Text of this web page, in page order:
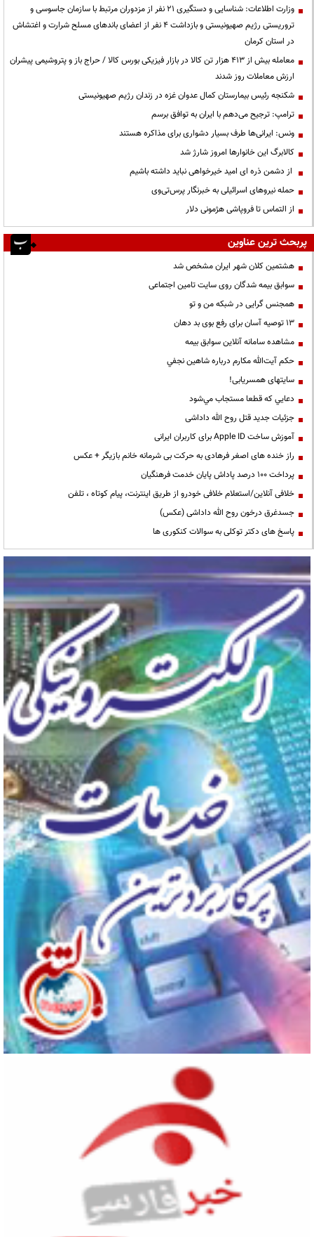
وزارت اطلاعات: شناسایی و دستگیری ۲۱ نفر از مزدوران مرتبط با سازمان جاسوسی و
تروریستی رژیم صهیونیستی و بازداشت ۴ نفر از اعضای باندهای مسلح شرارت و اغتشاش
در استان کرمان
معامله بیش از ۴۱۳ هزار تن کالا در بازار فیزیکی بورس کالا / حراج باز و پتروشیمی پیشران
ارزش معاملات روز شدند
شکنجه رئیس بیمارستان کمال عدوان غزه در زندان رژیم صهیونیستی
ترامپ: ترجیح می‌دهم با ایران به توافق برسم
ونس: ایرانی‌ها طرف بسیار دشواری برای مذاکره هستند
کالابرگ این خانوارها امروز شارژ شد
از دشمن ذره ای امید خیرخواهی نباید داشته باشیم
حمله نیروهای اسرائیلی به خبرنگار پرس‌تی‌وی
از التماس تا فروپاشی هژمونی دلار
پربحث ترین عناوین
هشتمین کلان شهر ایران مشخص شد
سوابق بیمه شدگان روی سایت تامین اجتماعی
همجنس گرایی در شبکه من و تو
13 توصیه آسان برای رفع بوی بد دهان
مشاهده سامانه آنلاين سوابق بیمه
حكم آيت‌الله مكارم درباره شاهين نجفي
سایتهای همسریابی!
دعايي كه قطعا مستجاب مي‌شود
جزئیات جدید قتل روح الله داداشی
آموزش ساخت Apple ID برای کاربران ایرانی
راز خنده های اصغر فرهادی به حرکت بی شرمانه خانم بازیگر + عکس
پرداخت ۱۰۰ درصد پاداش پایان خدمت فرهنگیان
خلافی آنلاین/استعلام خلافی خودرو از طریق اینترنت، پیام کوتاه ، تلفن
جسدغرق درخون روح الله داداشی (عکس)
پاسخ های دکتر توکلی به سوالات کنکوری ها